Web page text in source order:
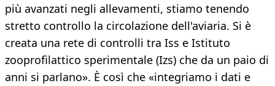
più avanzati negli allevamenti, stiamo tenendo
stretto controllo la circolazione dell'aviaria. Si è
creata una rete di controlli tra Iss e Istituto
zooprofilattico sperimentale (Izs) che da un paio di
anni si parlano». È così che «integriamo i dati e